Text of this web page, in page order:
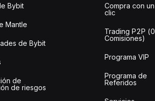
Bybit
Mantle
de Bybit
de
de riesgos
Compra con un
clic
Trading P2P (0
Comisiones)
Programa VIP
Programa de
Referidos